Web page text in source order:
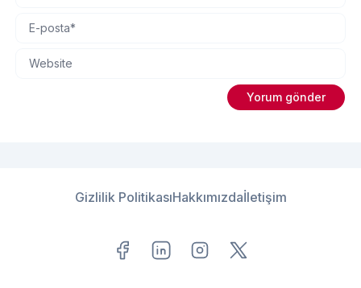
Gizlilik PolitikasıHakkımızdaİletişim